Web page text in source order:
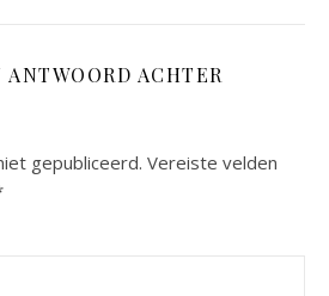
ACHTER
gepubliceerd. Vereiste velden